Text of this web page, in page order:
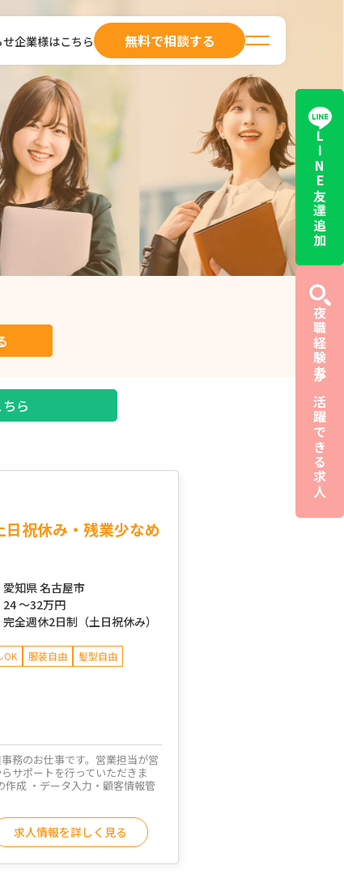
せ企業様はこちら 無料で相談する
LINE友達追加
夜職経験者が活躍できる求人
ら
祝休み・残業少なめ
愛知県 名古屋市
24 ～32万円
完全週休2日制（土日祝休み）
OK 服装自由 髪型自由
務のお仕事です。営業担当が営
サポートを行っていただきま
作成 ・データ入力・顧客情報管
求人情報を詳しく見る